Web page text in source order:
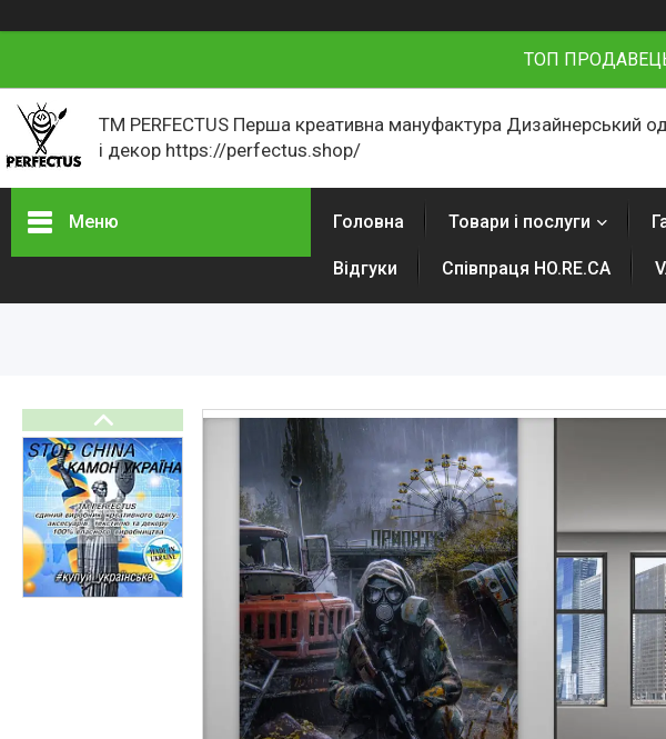
ТОП ПРОДАВЕЦЬ
ТМ PERFECTUS Перша креативна мануфактура Дизайнерський
і декор https://perfectus.shop/
Меню
Портфоліо
Фотогалерея
Прайси
Статті
F.A.Q
Головна Товари і послуги
Відгуки Співпраця HO.RE.CA